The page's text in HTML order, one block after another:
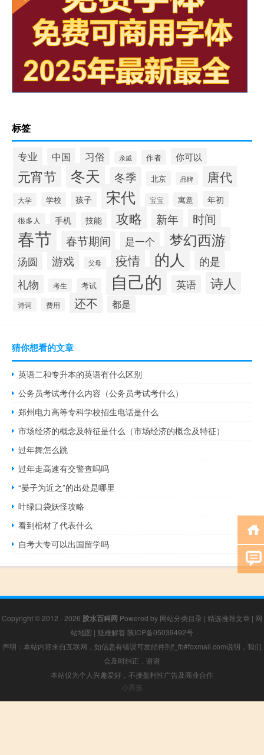
标签
专业 中国 习俗 亲戚 作者 你可以
元宵节 冬天 冬季 北京 品牌 唐代
大学 学校 孩子 宋代 宝宝 寓意 年初
很多人 手机 技能 攻略 新年 时间
春节 春节期间 是一个 梦幻西游
汤圆 游戏 父母 疫情 的人 的是
礼物 考生 考试 自己的 英语 诗人
诗词 费用 还不 都是
猜你想看的文章
英语二和专升本的英语有什么区别
公务员考试考什么内容（公务员考试考什么）
郑州电力高等专科学校招生电话是什么
市场经济的概念及特征是什么（市场经济的概念及特征）
过年舞怎么跳
过年走高速有交警查吗吗
“晏子为近之”的出处是哪里
叶绿口袋妖怪攻略
看到棺材了代表什么
自考大专可以出国留学吗
Copyright © 2012 - 2026 胶水百科网 Powered by 网站分类目录 | 精选推荐文章 | 网
站地图 | 疑难解答 陕ICP备05039492号
声明：本站内容来自互联网，如信息有错误可发邮件到f_fb#foxmail.com说明，我们
会及时纠正，谢谢
本站仅为个人兴趣爱好，不接盈利性广告及商业合作
小男孩